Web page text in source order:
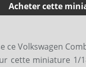
Acheter cette
ce Volkswagen
cette miniature 1/